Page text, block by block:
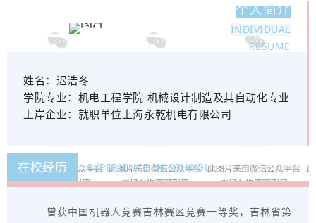
个人简介
INDIVIDUAL
RESUME
姓名： 迟浩冬
学院专业： 机电工程学院 机械设计制造及其自动化专业
上岸企业： 就职单位上海永乾机电有限公司
在校经历 EXPERIENCE IN SCHOOL
曾获中国机器人竞赛吉林赛区竞赛一等奖，吉林省第